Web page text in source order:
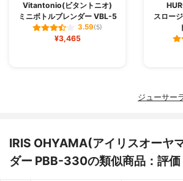
Vitantonio(ビタントニオ)
ミニボトルブレンダー VBL-5
3.59(5)
¥3,465
スロー
ジューサー
IRIS OHYAMA(アイリスオーヤ
ダー PBB-330の類似商品：評